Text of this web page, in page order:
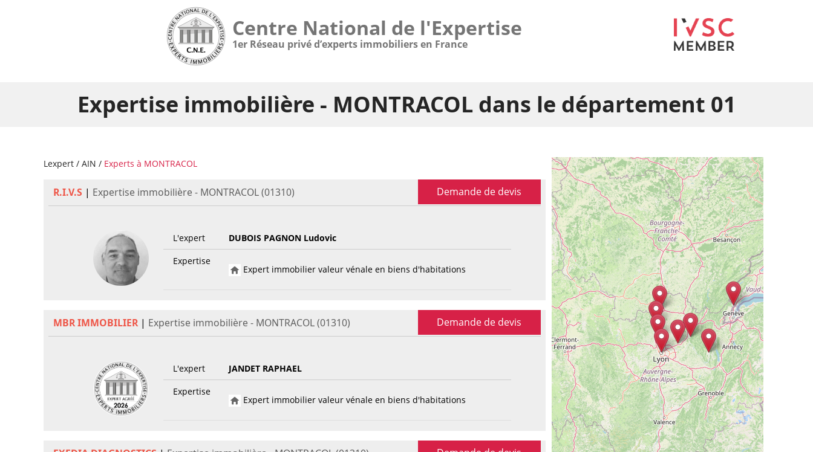
Centre National de l'Expertise
1er Réseau privé d’experts immobiliers en France
Expertise immobilière - MONTRACOL dans le département 01
Lexpert / AIN / Experts à MONTRACOL
R.I.V.S | Expertise immobilière - MONTRACOL (01310) Demande de devis
L'expert
DUBOIS PAGNON Ludovic
Expertise
Expert immobilier valeur vénale en biens d'habitations
MBR IMMOBILIER | Expertise immobilière - MONTRACOL (01310) Demande de devis
L'expert
JANDET RAPHAEL
Expertise
Expert immobilier valeur vénale en biens d'habitations